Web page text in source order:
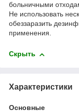
больничными
Не использовать
обеззаразить
применения.
Скрыть
Характеристики
Основные